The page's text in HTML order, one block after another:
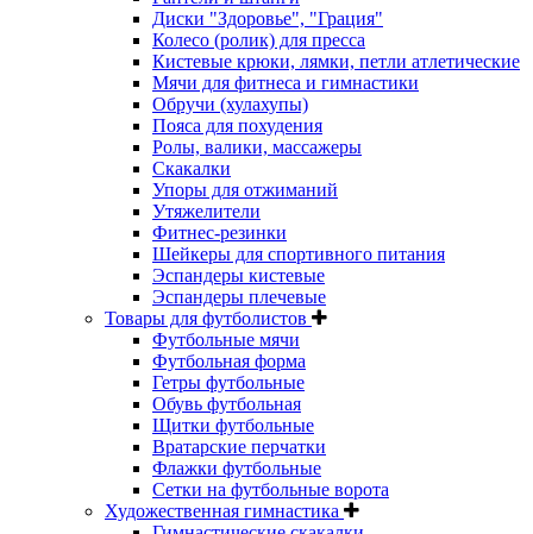
Диски "Здоровье", "Грация"
Колесо (ролик) для пресса
Кистевые крюки, лямки, петли атлетические
Мячи для фитнеса и гимнастики
Обручи (хулахупы)
Пояса для похудения
Ролы, валики, массажеры
Скакалки
Упоры для отжиманий
Утяжелители
Фитнес-резинки
Шейкеры для спортивного питания
Эспандеры кистевые
Эспандеры плечевые
Товары для футболистов
Футбольные мячи
Футбольная форма
Гетры футбольные
Обувь футбольная
Щитки футбольные
Вратарские перчатки
Флажки футбольные
Сетки на футбольные ворота
Художественная гимнастика